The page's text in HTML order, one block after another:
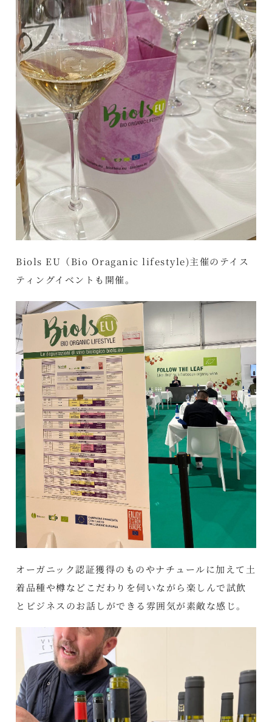
Biols EU（Bio Oraganic lifestyle)主催のテイス
ティングイベントも開催。
オーガニック認証獲得のものやナチュールに加えて土
着品種や樽などこだわりを伺いながら楽しんで試飲
とビジネスのお話しができる雰囲気が素敵な感じ。